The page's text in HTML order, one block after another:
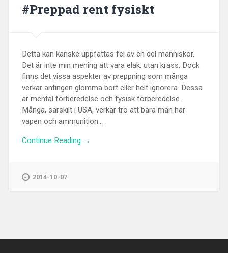
#Preppad rent fysiskt
Detta kan kanske uppfattas fel av en del människor.
Det är inte min mening att vara elak, utan krass. Dock
finns det vissa aspekter av preppning som många
verkar antingen glömma bort eller helt ignorera. Dessa
är mental förberedelse och fysisk förberedelse.
Många, särskilt i USA, verkar tro att bara man har
vapen och ammunition...
Continue Reading →
2014-10-07